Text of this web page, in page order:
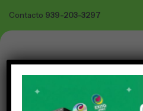
Contacto 939-203-3297